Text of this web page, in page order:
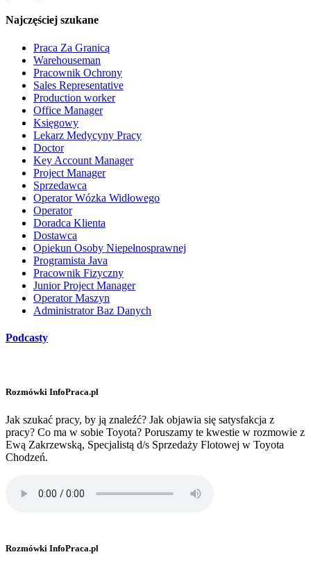
Najczęściej szukane
Praca Za Granicą
Warehouseman
Pracownik Ochrony
Sales Representative
Production worker
Office Manager
Księgowy
Lekarz Medycyny Pracy
Doctor
Key Account Manager
Project Manager
Sprzedawca
Operator Wózka Widłowego
Operator
Doradca Klienta
Dostawca
Opiekun Osoby Niepełnosprawnej
Programista Java
Pracownik Fizyczny
Junior Project Manager
Operator Maszyn
Administrator Baz Danych
Podcasty
Rozmówki InfoPraca.pl
Jak szukać pracy, by ją znaleźć? Jak objawia się satysfakcja z
pracy? Co ma w sobie Toyota? Poruszamy te kwestie w rozmowie z
Ewą Zakrzewską, Specjalistą d/s Sprzedaży Flotowej w Toyota
Chodzeń.
Rozmówki InfoPraca.pl